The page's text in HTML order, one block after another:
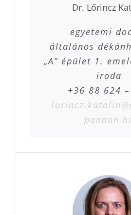
Dr. Lőrincz
egyetemi
általános
„A” épület 1.
iroda
+36 88 624